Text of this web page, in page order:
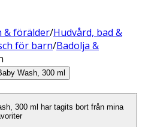
& förälder/Hudvård, bad &
för barn/Badolja &
300 ml har tagits bort från mina